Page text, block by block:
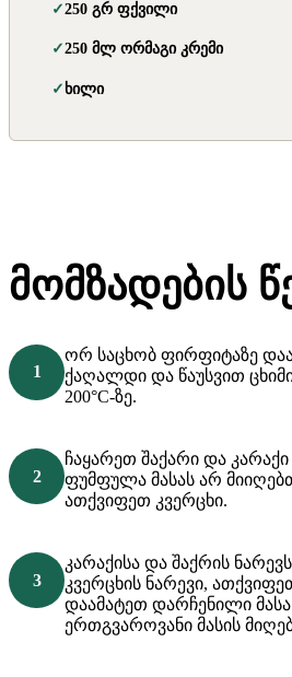
მომზადების
ორ საცხობ ფირფიტაზე
ქაღალდი და წაუსვით
200°C-ზე.
ჩაყარეთ შაქარი და
ფუმფულა მასას არ
ათქვიფეთ კვერცხი.
კარაქისა და შაქრის
კვერცხის ნარევი,
დაამატეთ დარჩენილი
ერთგვაროვანი მასის
250 გრ ფქვილი
250 მლ ორმაგი კრემი
ხილი